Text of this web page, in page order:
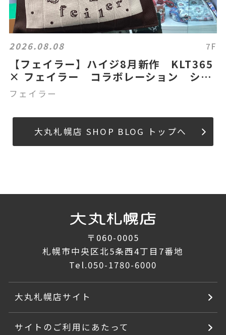
2026.08.08 7F
【フェイラー】ハイジ8月新作 KLT365
× フェイラー コラボレーション ショ
ルダーバック ニッティー
フェイラー
大丸札幌店 SHOP BLOG トップへ
〒060-0005
札幌市中央区北5条西4丁目7番地
Tel.050-1780-6000
大丸札幌店サイト
サイトのご利用にあたって